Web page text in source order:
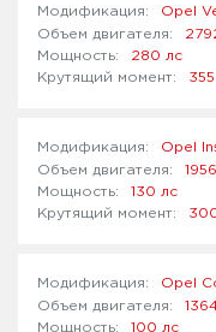
Opel
280 лс
Opel
130 лс
Opel
100 лс